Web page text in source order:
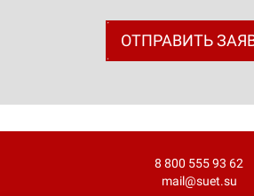
ОТПРАВИТЬ
8 800 555 93 62
mail@suet.su